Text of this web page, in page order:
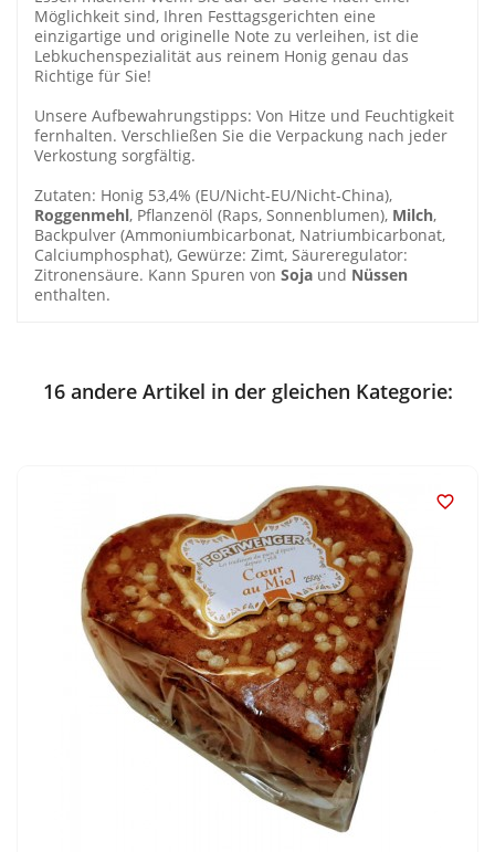
Möglichkeit sind, Ihren Festtagsgerichten eine
einzigartige und originelle Note zu verleihen, ist die
Lebkuchenspezialität aus reinem Honig genau das
Richtige für Sie!
Unsere Aufbewahrungstipps: Von Hitze und Feuchtigkeit
fernhalten. Verschließen Sie die Verpackung nach jeder
Verkostung sorgfältig.
Zutaten: Honig 53,4% (EU/Nicht-EU/Nicht-China),
Roggenmehl, Pflanzenöl (Raps, Sonnenblumen), Milch,
Backpulver (Ammoniumbicarbonat, Natriumbicarbonat,
Calciumphosphat), Gewürze: Zimt, Säureregulator:
Zitronensäure. Kann Spuren von Soja und Nüssen
enthalten.
16 andere Artikel in der gleichen Kategorie:
